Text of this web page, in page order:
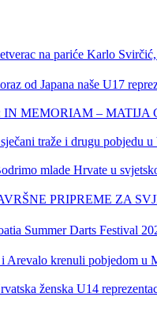
na pariće Karlo
od Japana naše U17
IN MEMORIAM – MATIJA
traže i drugu pobjedu
mlade Hrvate u
PRIPREME ZA
Summer Darts Festival
Arevalo krenuli pobjedom u
ženska U14